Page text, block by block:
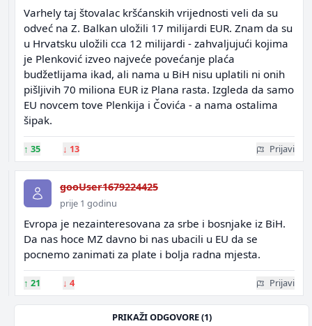
Varhely taj štovalac kršćanskih vrijednosti veli da su
odveć na Z. Balkan uložili 17 milijardi EUR. Znam da su
u Hrvatsku uložili cca 12 milijardi - zahvaljujući kojima
je Plenković izveo najveće povećanje plaća
budžetlijama ikad, ali nama u BiH nisu uplatili ni onih
pišljivih 70 miliona EUR iz Plana rasta. Izgleda da samo
EU novcem tove Plenkija i Čovića - a nama ostalima
šipak.
↑ 35 ↓ 13 Prijavi
gooUser1679224425
prije 1 godinu
Evropa je nezainteresovana za srbe i bosnjake iz BiH.
Da nas hoce MZ davno bi nas ubacili u EU da se
pocnemo zanimati za plate i bolja radna mjesta.
↑ 21 ↓ 4 Prijavi
PRIKAŽI ODGOVORE (1)